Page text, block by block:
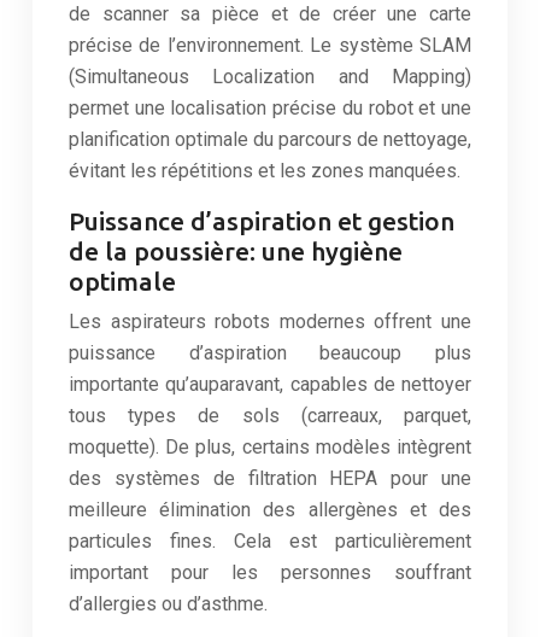
de scanner sa pièce et de créer une carte
précise de l’environnement. Le système SLAM
(Simultaneous Localization and Mapping)
permet une localisation précise du robot et une
planification optimale du parcours de nettoyage,
évitant les répétitions et les zones manquées.
Puissance d’aspiration et gestion
de la poussière: une hygiène
optimale
Les aspirateurs robots modernes offrent une
puissance d’aspiration beaucoup plus
importante qu’auparavant, capables de nettoyer
tous types de sols (carreaux, parquet,
moquette). De plus, certains modèles intègrent
des systèmes de filtration HEPA pour une
meilleure élimination des allergènes et des
particules fines. Cela est particulièrement
important pour les personnes souffrant
d’allergies ou d’asthme.